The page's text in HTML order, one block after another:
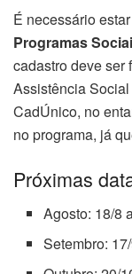
É necessário
Programas
cadastro deve ser
Assistência
CadÚnico, no
no programa, já
Próximas
Agosto: 18/8
Setembro: